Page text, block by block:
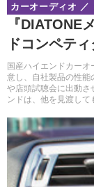
プロショッ
カーオーディ
その他
カスタマイズ
カスタマイズ
カーグッズ
カーグッズ
カーグッズ
自動車
ニュー
スクー
アクセスランキン
『DIATONE
ドコンペテ
国産ハイエンドカー
意し、自社製品の性能
や店頭試聴会に出動さ
ンドは、他を見渡して
カーオーディオ